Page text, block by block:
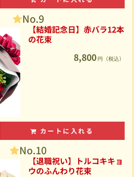
No.9
【結婚記念日】赤バラ12本
の花束
8,800 円（税込）
カートに入れる
No.10
【退職祝い】トルコキキョ
ウのふんわり花束